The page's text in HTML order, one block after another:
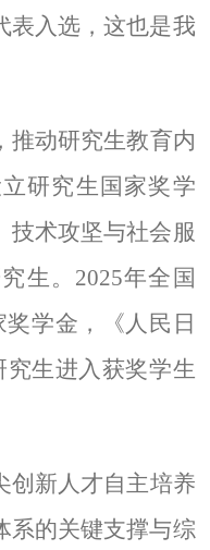
表入选，这也是我
推动研究生教育内
研究生国家奖学
技术攻坚与社会服
生。 2025年全国
学金，《人民日
究生进入获奖学生
创新人才自主培养
系的关键支撑与综